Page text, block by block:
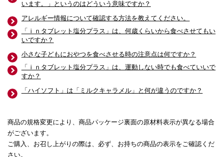
います。」というのはどういう意味ですか？
アレルギー情報について確認する方法を教えてください。
「ｉｎタブレット塩分プラス」は、何歳くらいから食べさせてもい
いですか？
小さな子どもにおやつを食べさせる時の注意点は何ですか？
「ｉｎタブレット塩分プラス」は、運動しない時でも食べていいで
すか？
「ハイソフト」は「ミルクキャラメル」と何が違うのですか？
商品の規格変更により、商品パッケージ裏面の原材料表示が異なる場合
がございます。
ご購入、お召し上がりの際は、必ず、お持ちの商品の表示をご確認くだ
さい。